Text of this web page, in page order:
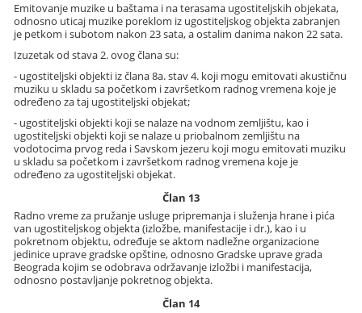
Emitovanje muzike u baštama i na terasama ugostiteljskih objekata,
odnosno uticaj muzike poreklom iz ugostiteljskog objekta zabranjen
je petkom i subotom nakon 23 sata, a ostalim danima nakon 22 sata.
Izuzetak od stava 2. ovog člana su:
- ugostiteljski objekti iz člana 8a. stav 4. koji mogu emitovati akustičnu
muziku u skladu sa početkom i završetkom radnog vremena koje je
određeno za taj ugostiteljski objekat;
- ugostiteljski objekti koji se nalaze na vodnom zemljištu, kao i
ugostiteljski objekti koji se nalaze u priobalnom zemljištu na
vodotocima prvog reda i Savskom jezeru koji mogu emitovati muziku
u skladu sa početkom i završetkom radnog vremena koje je
određeno za ugostiteljski objekat.
Član 13
Radno vreme za pružanje usluge pripremanja i služenja hrane i pića
van ugostiteljskog objekta (izložbe, manifestacije i dr.), kao i u
pokretnom objektu, određuje se aktom nadležne organizacione
jedinice uprave gradske opštine, odnosno Gradske uprave grada
Beograda kojim se odobrava održavanje izložbi i manifestacija,
odnosno postavljanje pokretnog objekta.
Član 14